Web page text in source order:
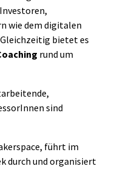
wie dem digitalen
bietet es
rund um
sind
führt im
durch und organisiert